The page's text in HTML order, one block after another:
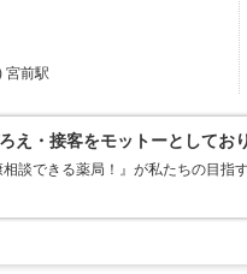
宮前駅
え・接客をモットーとしてお
相談できる薬局！』が私たちの目